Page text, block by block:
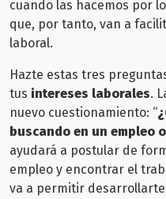
cuando las hacemos por
que, por tanto, van a
laboral.
Hazte estas tres
tus intereses laborales.
nuevo cuestionamiento: “
buscando en un empleo
ayudará a postular de
empleo y encontrar el
va a permitir